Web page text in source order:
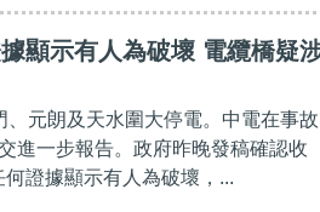
顯示有人為破壞 電纜橋疑
元朗及天水圍大停電。中電在事故
進一步報告。政府昨晚發稿確認收
證據顯示有人為破壞，...